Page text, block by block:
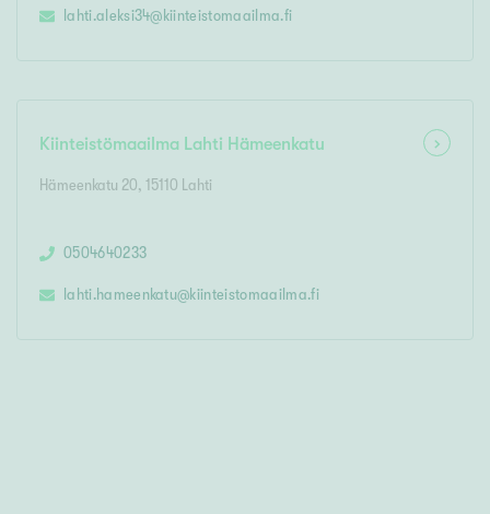
lahti.aleksi34@kiinteistomaailma.fi
Kiinteistömaailma Lahti Hämeenkatu
Hämeenkatu 20, 15110 Lahti
0504640233
lahti.hameenkatu@kiinteistomaailma.fi